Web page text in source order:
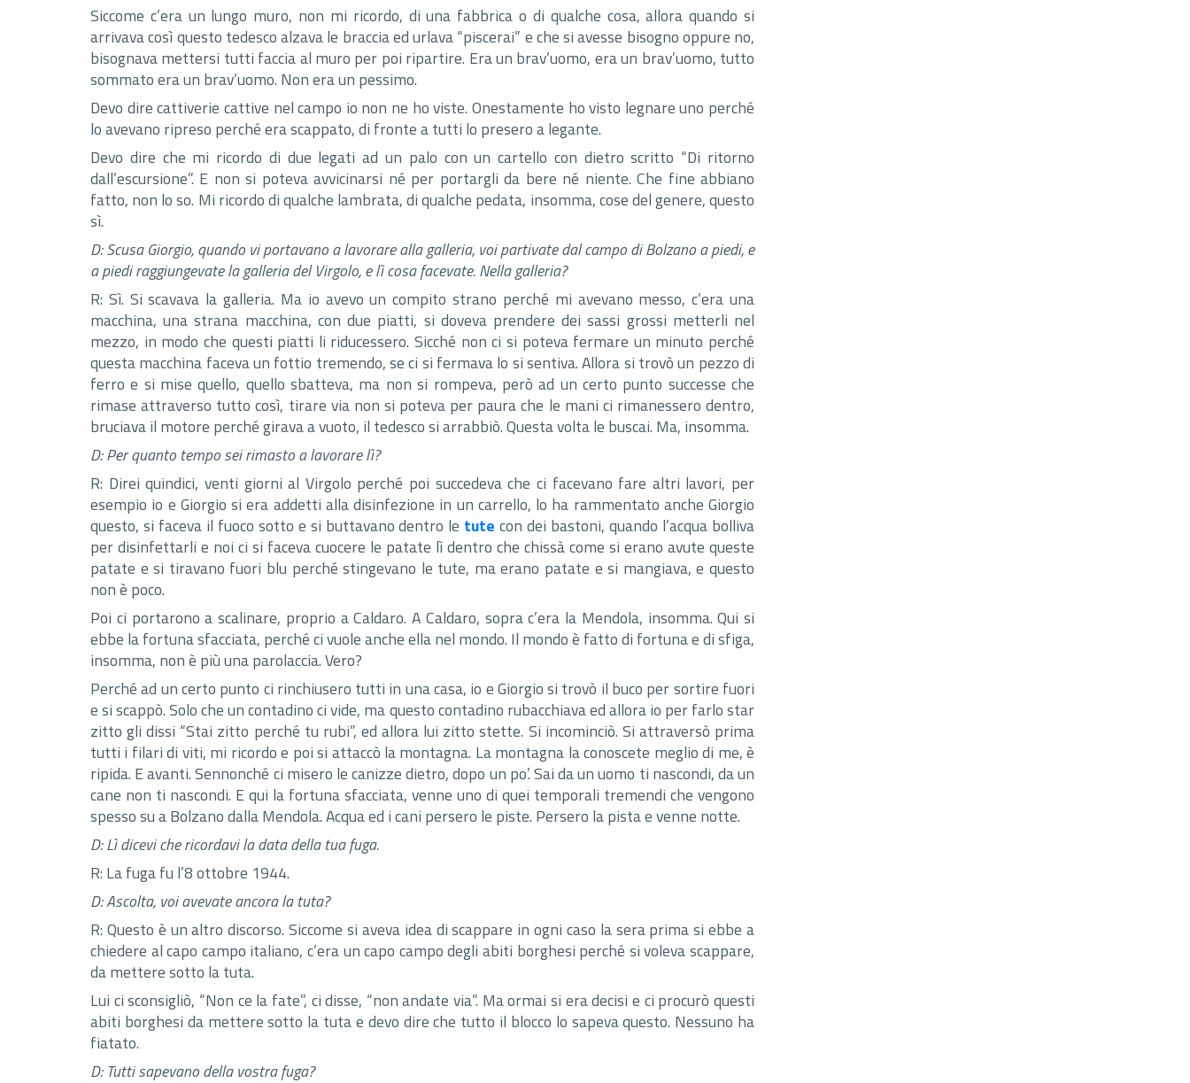
Siccome c’era un lungo muro, non mi ricordo, di una fabbrica o di qualche cosa, allora quando si
arrivava così questo tedesco alzava le braccia ed urlava “piscerai” e che si avesse bisogno oppure no,
bisognava mettersi tutti faccia al muro per poi ripartire. Era un brav’uomo, era un brav’uomo, tutto
sommato era un brav’uomo. Non era un pessimo.
Devo dire cattiverie cattive nel campo io non ne ho viste. Onestamente ho visto legnare uno perché
lo avevano ripreso perché era scappato, di fronte a tutti lo presero a legante.
Devo dire che mi ricordo di due legati ad un palo con un cartello con dietro scritto “Di ritorno
dall’escursione”. E non si poteva avvicinarsi né per portargli da bere né niente. Che fine abbiano
fatto, non lo so. Mi ricordo di qualche lambrata, di qualche pedata, insomma, cose del genere, questo
sì.
D: Scusa Giorgio, quando vi portavano a lavorare alla galleria, voi partivate dal campo di Bolzano a piedi, e
a piedi raggiungevate la galleria del Virgolo, e lì cosa facevate. Nella galleria?
R: Sì. Si scavava la galleria. Ma io avevo un compito strano perché mi avevano messo, c’era una
macchina, una strana macchina, con due piatti, si doveva prendere dei sassi grossi metterli nel
mezzo, in modo che questi piatti li riducessero. Sicché non ci si poteva fermare un minuto perché
questa macchina faceva un fottio tremendo, se ci si fermava lo si sentiva. Allora si trovò un pezzo di
ferro e si mise quello, quello sbatteva, ma non si rompeva, però ad un certo punto successe che
rimase attraverso tutto così, tirare via non si poteva per paura che le mani ci rimanessero dentro,
bruciava il motore perché girava a vuoto, il tedesco si arrabbiò. Questa volta le buscai. Ma, insomma.
D: Per quanto tempo sei rimasto a lavorare lì?
R: Direi quindici, venti giorni al Virgolo perché poi succedeva che ci facevano fare altri lavori, per
esempio io e Giorgio si era addetti alla disinfezione in un carrello, lo ha rammentato anche Giorgio
questo, si faceva il fuoco sotto e si buttavano dentro le tute con dei bastoni, quando l’acqua bolliva
per disinfettarli e noi ci si faceva cuocere le patate lì dentro che chissà come si erano avute queste
patate e si tiravano fuori blu perché stingevano le tute, ma erano patate e si mangiava, e questo
non è poco.
Poi ci portarono a scalinare, proprio a Caldaro. A Caldaro, sopra c’era la Mendola, insomma. Qui si
ebbe la fortuna sfacciata, perché ci vuole anche ella nel mondo. Il mondo è fatto di fortuna e di sfiga,
insomma, non è più una parolaccia. Vero?
Perché ad un certo punto ci rinchiusero tutti in una casa, io e Giorgio si trovò il buco per sortire fuori
e si scappò. Solo che un contadino ci vide, ma questo contadino rubacchiava ed allora io per farlo star
zitto gli dissi “Stai zitto perché tu rubi”, ed allora lui zitto stette. Si incominciò. Si attraversò prima
tutti i filari di viti, mi ricordo e poi si attaccò la montagna. La montagna la conoscete meglio di me, è
ripida. E avanti. Sennonché ci misero le canizze dietro, dopo un po’. Sai da un uomo ti nascondi, da un
cane non ti nascondi. E qui la fortuna sfacciata, venne uno di quei temporali tremendi che vengono
spesso su a Bolzano dalla Mendola. Acqua ed i cani persero le piste. Persero la pista e venne notte.
D: Lì dicevi che ricordavi la data della tua fuga.
R: La fuga fu l’8 ottobre 1944.
D: Ascolta, voi avevate ancora la tuta?
R: Questo è un altro discorso. Siccome si aveva idea di scappare in ogni caso la sera prima si ebbe a
chiedere al capo campo italiano, c’era un capo campo degli abiti borghesi perché si voleva scappare,
da mettere sotto la tuta.
Lui ci sconsigliò, “Non ce la fate”, ci disse, “non andate via”. Ma ormai si era decisi e ci procurò questi
abiti borghesi da mettere sotto la tuta e devo dire che tutto il blocco lo sapeva questo. Nessuno ha
fiatato.
D: Tutti sapevano della vostra fuga?